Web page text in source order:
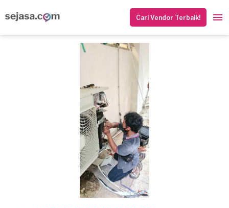
Cari Vendor Terbaik!